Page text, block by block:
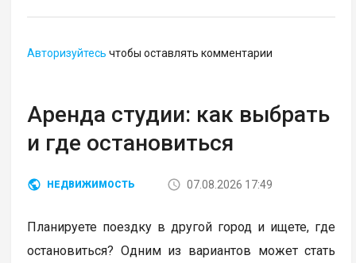
Авторизуйтесь чтобы оставлять комментарии
Аренда студии: как выбрать
и где остановиться
НЕДВИЖИМОСТЬ 07.08.2026 17:49
Планируете поездку в другой город и ищете, где
остановиться? Одним из вариантов может стать